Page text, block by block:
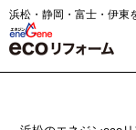
浜松・静岡・富士・伊東